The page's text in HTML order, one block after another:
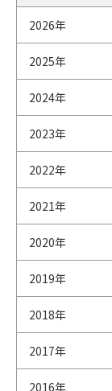
2026年
2025年
2024年
2023年
2022年
2021年
2020年
2019年
2018年
2017年
2016年